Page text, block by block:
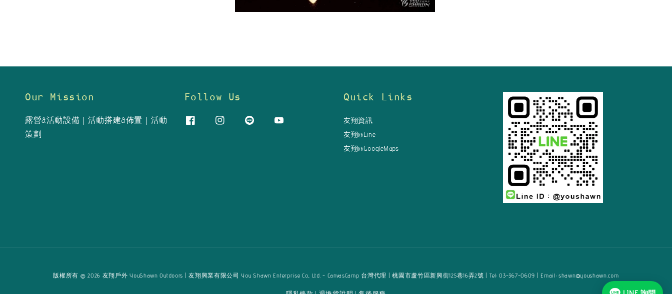
Our Mission
露營&活動設備｜活動搭建&佈置｜活動
策劃
Follow Us Quick Links
友翔資訊
友翔@Line
友翔@GoogleMaps
版權所有 © 2026 友翔戶外 YouShawn Outdoors | 友翔興業有限公司 You Shawn Enterprise Co., Ltd. - CanvasCamp 台灣代理 | 桃園市蘆竹區新興街125巷16弄2號 | Tel: 03-367-0609 | Email: shawn@youshawn.com